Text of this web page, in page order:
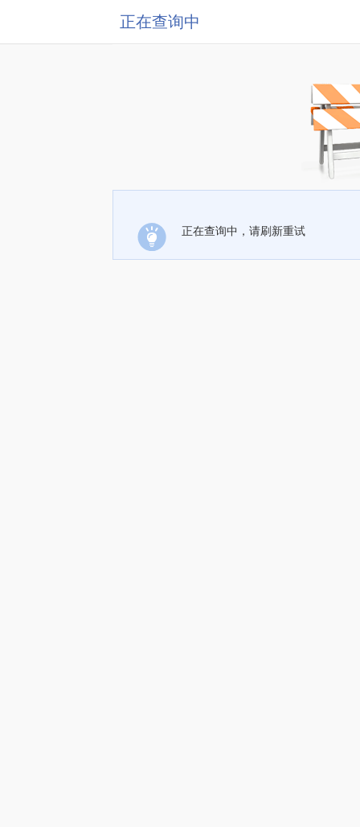
正在查询中
正在查询中，请刷新重试